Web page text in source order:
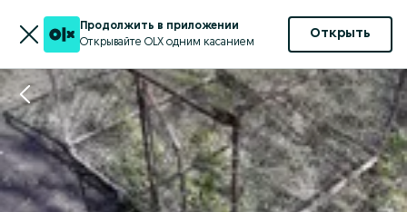
Продолжить в приложении
Открывайте OLX одним касанием
Открыть